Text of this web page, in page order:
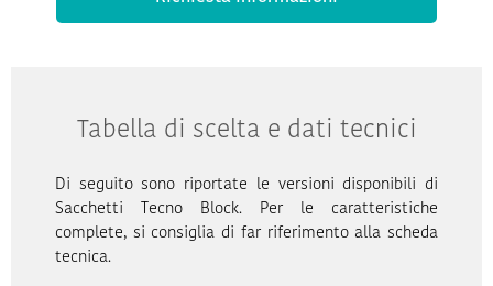
Tabella di scelta e dati tecnici
Di seguito sono riportate le versioni disponibili di
Sacchetti Tecno Block. Per le caratteristiche
complete, si consiglia di far riferimento alla scheda
tecnica.